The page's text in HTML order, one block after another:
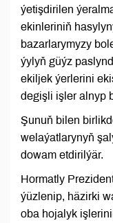
ýetişdirilen
ekinleriniň
bazarlarymyzy
ýylyň güýz
ekiljek ýerlerini
degişli işler alnyp
Şunuň bilen
welaýatlarynyň
dowam etdirilýär.
Hormatly
ýüzlenip, häzirki
oba hojalyk